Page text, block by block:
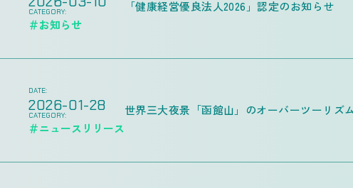
CATEGORY:
＃お知らせ
「健康経営優良法人2026」認定のお知らせ
DATE:
2026-01-28
CATEGORY:
＃ニュースリリース
世界三大夜景「函館山」のオーバーツーリズ